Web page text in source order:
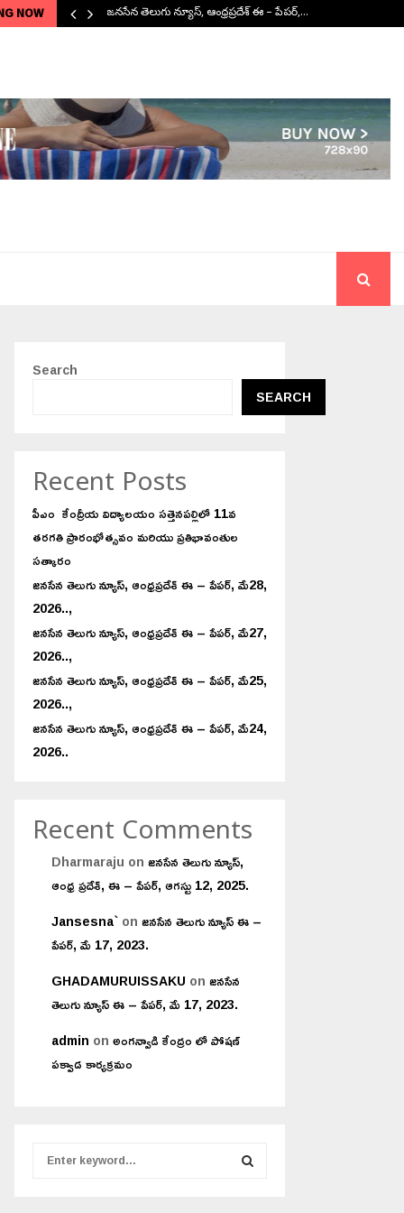
NOW జనసేన తెలుగు న్యూస్, ఆంధ్రప్రదేశ్ ఈ – పేపర్,…
Search
SEARCH
Recent Posts
పీఎం కేంద్రీయ విద్యాలయం సత్తెనపల్లిలో 11వ
తరగతి ప్రారంభోత్సవం మరియు ప్రతిభావంతుల
సత్కారం
జనసేన తెలుగు న్యూస్, ఆంధ్రప్రదేశ్ ఈ – పేపర్, మే28,
2026..,
జనసేన తెలుగు న్యూస్, ఆంధ్రప్రదేశ్ ఈ – పేపర్, మే27,
2026..,
జనసేన తెలుగు న్యూస్, ఆంధ్రప్రదేశ్ ఈ – పేపర్, మే25,
2026..,
జనసేన తెలుగు న్యూస్, ఆంధ్రప్రదేశ్ ఈ – పేపర్, మే24,
2026..
Recent Comments
Dharmaraju onజనసేన తెలుగు న్యూస్,
ఆంధ్ర ప్రదేశ్, ఈ – పేపర్, ఆగస్టు 12, 2025.
Jansesna`onజనసేన తెలుగు న్యూస్ ఈ –
పేపర్, మే 17, 2023.
GHADAMURUISSAKU onజనసేన
తెలుగు న్యూస్ ఈ – పేపర్, మే 17, 2023.
admin onఅంగన్వాడి కేంద్రం లో పోషణ్
పక్వాడ కార్యక్రమం